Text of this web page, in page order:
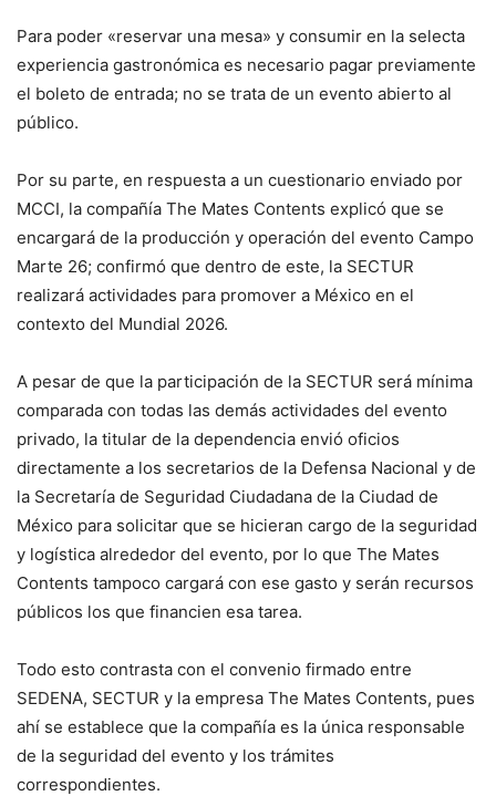
Para poder «reservar una mesa» y consumir en la selecta
experiencia gastronómica es necesario pagar previamente
el boleto de entrada; no se trata de un evento abierto al
público.
Por su parte, en respuesta a un cuestionario enviado por
MCCI, la compañía The Mates Contents explicó que se
encargará de la producción y operación del evento Campo
Marte 26; confirmó que dentro de este, la SECTUR
realizará actividades para promover a México en el
contexto del Mundial 2026.
A pesar de que la participación de la SECTUR será mínima
comparada con todas las demás actividades del evento
privado, la titular de la dependencia envió oficios
directamente a los secretarios de la Defensa Nacional y de
la Secretaría de Seguridad Ciudadana de la Ciudad de
México para solicitar que se hicieran cargo de la seguridad
y logística alrededor del evento, por lo que The Mates
Contents tampoco cargará con ese gasto y serán recursos
públicos los que financien esa tarea.
Todo esto contrasta con el convenio firmado entre
SEDENA, SECTUR y la empresa The Mates Contents, pues
ahí se establece que la compañía es la única responsable
de la seguridad del evento y los trámites
correspondientes.